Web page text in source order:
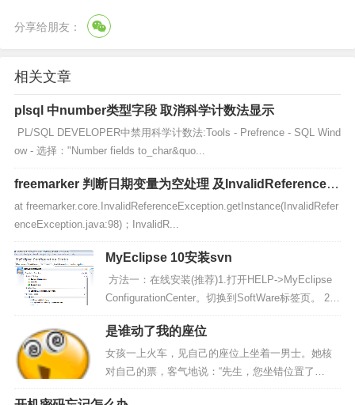
分享给朋友：
相关文章
plsql 中number类型字段 取消科学计数法显示
PL/SQL DEVELOPER中禁用科学计数法:Tools - Prefrence - SQL Wind
ow - 选择："Number fields to_char&quo...
freemarker 判断日期变量为空处理 及InvalidReferenceE
xception异常处理
at freemarker.core.InvalidReferenceException.getInstance(InvalidRefer
enceException.java:98)；InvalidR...
MyEclipse 10安装svn
方法一：在线安装(推荐)1.打开HELP->MyEclipse
ConfigurationCenter。切换到SoftWare标签页。 2.
点击Add Site 打开对话框...
是谁动了我的座位
女孩一上火车，见自己的座位上坐着一男士。她核
对自己的票，客气地说：“先生，您坐错位置了
吧？” 男士拿出票嚷嚷着：“看清楚点，这是我的